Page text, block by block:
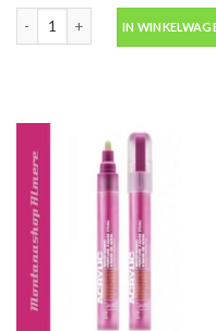
S4010 Shock Montana Gold
IN